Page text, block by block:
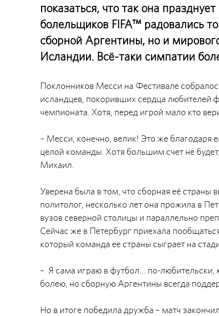
показаться, что так она
болельщиков FIFA™ радовались
сборной Аргентины, но и
Исландии. Всё-таки симпатии
Поклонников Месси на Фестивале
исландцев, покоривших сердца любителей
чемпионата. Хотя, перед игрой мало кто
– Месси, конечно, велик! Это же
целой команды. Хотя большим счет не
Михаил.
Уверена была в том, что сборная её страны
политолог, несколько лет она прожила в
вузов северной столицы и параллельно
Сейчас же в Петербург приехала
который команда ее страны сыграет на
– Я сама играю в футбол… по-любительски,
болею, но сборную Аргентины всегда
Но в итоге победила дружба – матч